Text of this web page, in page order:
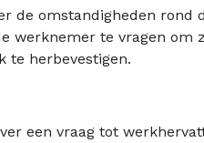
de omstandigheden
werknemer te vragen om
te herbevestigen.
een vraag tot